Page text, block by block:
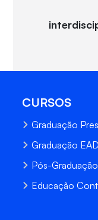
CURSOS
Graduação
Graduação EAD
Pós-Graduação
Educação